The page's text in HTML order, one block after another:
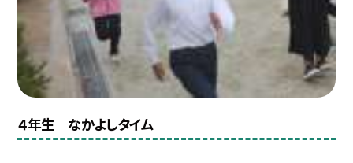
４年生 なかよしタイム